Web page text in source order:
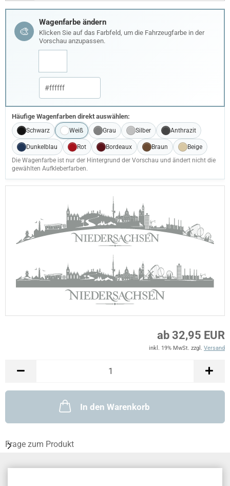
🎨
Wagenfarbe ändern
Klicken Sie auf das Farbfeld, um die Fahrzeugfarbe in der
Vorschau anzupassen.
Häufige Wagenfarben direkt auswählen:
Schwarz Weiß Grau Silber Anthrazit
Dunkelblau Rot Bordeaux Braun
Beige
Die Wagenfarbe ist nur der Hintergrund der Vorschau und ändert nicht die
gewählten Aufkleberfarben.
ab 32,95 EUR
inkl. 19% MwSt. zzgl. Versand
In den Warenkorb
Frage zum Produkt